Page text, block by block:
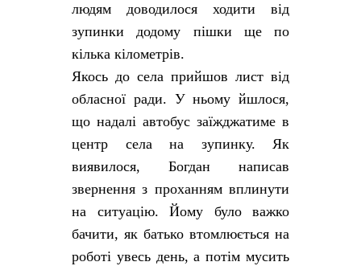
людям доводилося ходити від
зупинки додому пішки ще по
кілька кілометрів.
Якось до села прийшов лист від
обласної ради. У ньому йшлося,
що надалі автобус заїжджатиме в
центр села на зупинку. Як
виявилося, Богдан написав
звернення з проханням вплинути
на ситуацію. Йому було важко
бачити, як батько втомлюється на
роботі увесь день, а потім мусить